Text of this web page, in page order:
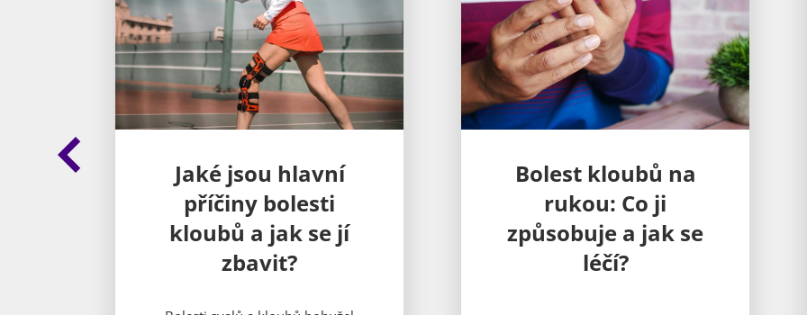
Bolest kloubů na
rukou: Co ji
způsobuje a jak se
léčí?
15 tipů pro zdravé
klouby